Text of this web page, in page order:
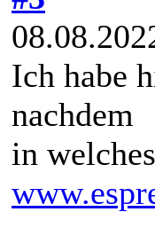
Ich habe
nachdem
in